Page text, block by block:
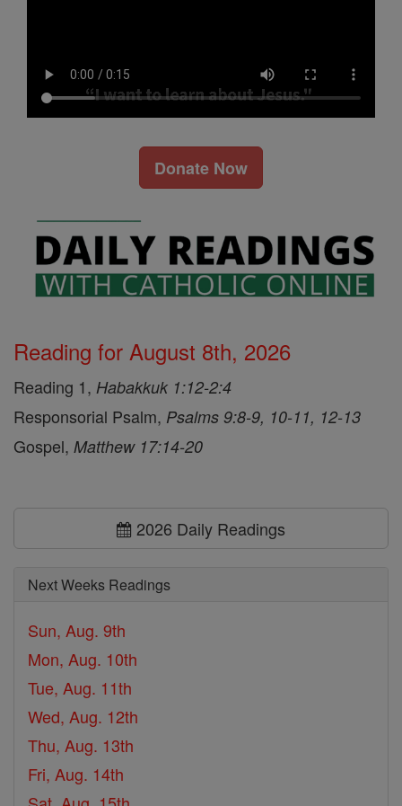
Donate Now
Reading for August 8th, 2026
Reading 1, Habakkuk 1:12-2:4
Responsorial Psalm, Psalms 9:8-9, 10-11, 12-13
Gospel, Matthew 17:14-20
2026 Daily Readings
Next Weeks Readings
Sun, Aug. 9th
Mon, Aug. 10th
Tue, Aug. 11th
Wed, Aug. 12th
Thu, Aug. 13th
Fri, Aug. 14th